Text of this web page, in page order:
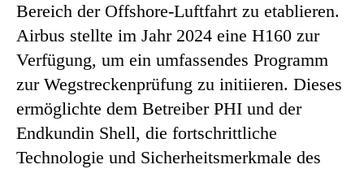
Bereich der Offshore-Luftfahrt zu etablieren.
Airbus stellte im Jahr 2024 eine H160 zur
Verfügung, um ein umfassendes Programm
zur Wegstreckenprüfung zu initiieren. Dieses
ermöglichte dem Betreiber PHI und der
Endkundin Shell, die fortschrittliche
Technologie und Sicherheitsmerkmale des